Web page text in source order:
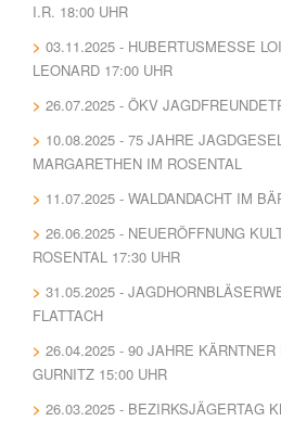
I.R. 18:00 UHR
03.11.2025 - HUBERTUSMESSE
LEONARD 17:00 UHR
26.07.2025 - ÖKV
10.08.2025 - 75 JAHRE
MARGARETHEN IM ROSENTAL
11.07.2025 - WALDANDACHT IM
26.06.2025 - NEUERÖFFNUNG
ROSENTAL 17:30 UHR
31.05.2025 -
FLATTACH
26.04.2025 - 90 JAHRE
GURNITZ 15:00 UHR
26.03.2025 - BEZIRKSJÄGERTAG